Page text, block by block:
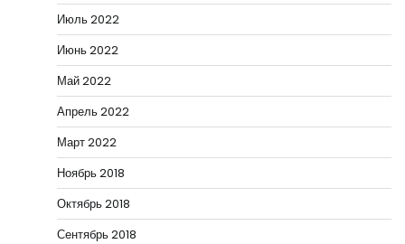
Июль 2022
Июнь 2022
Май 2022
Апрель 2022
Март 2022
Ноябрь 2018
Октябрь 2018
Сентябрь 2018